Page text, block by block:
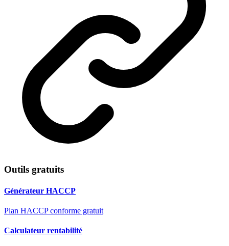
Outils gratuits
Générateur HACCP
Plan HACCP conforme gratuit
Calculateur rentabilité